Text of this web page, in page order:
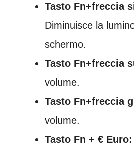
Tasto Fn+freccia
Diminuisce la
schermo.
Tasto Fn+freccia
volume.
Tasto Fn+freccia
volume.
Tasto Fn + € Euro: